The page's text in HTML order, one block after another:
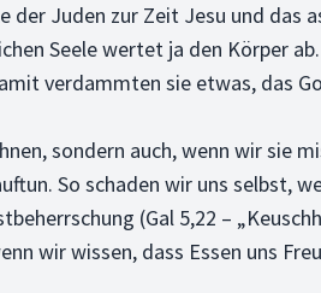
Juden zur Zeit Jesu und das
Seele wertet ja den Körper
verdammten sie etwas, das
sondern auch, wenn wir sie
So schaden wir uns selbst,
(Gal 5,22 –
wir wissen, dass Essen uns